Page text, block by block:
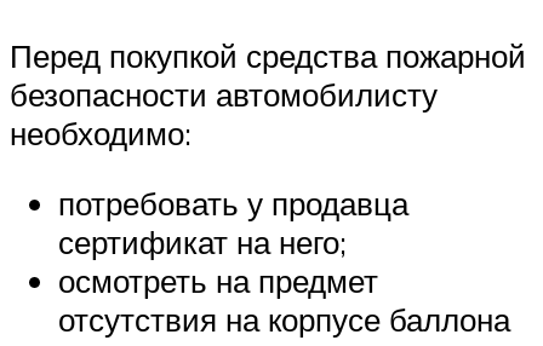
Перед покупкой средства пожарной
безопасности автомобилисту
необходимо:
потребовать у продавца
сертификат на него;
осмотреть на предмет
отсутствия на корпусе баллона